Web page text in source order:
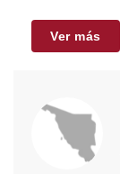
Ver más